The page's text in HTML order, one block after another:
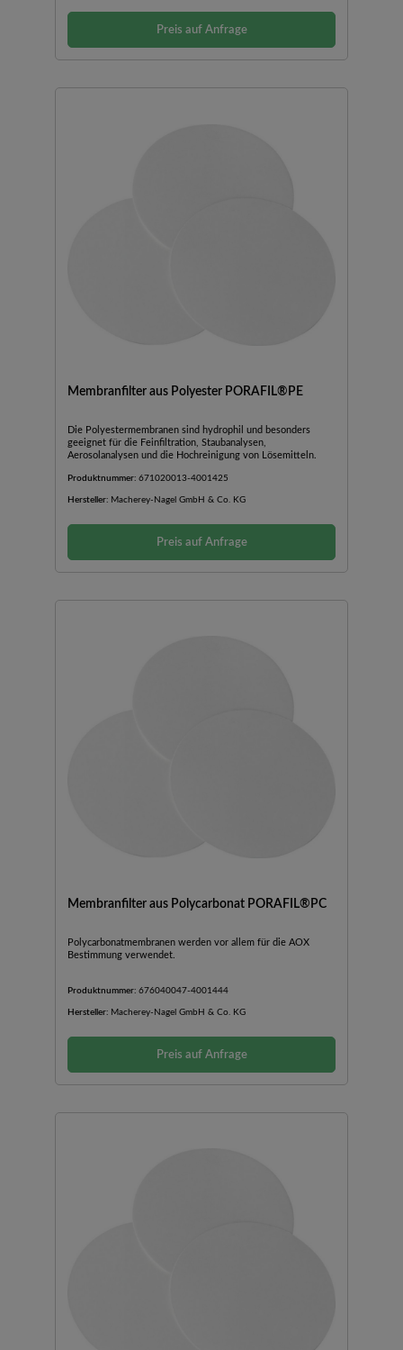
Preis auf Anfrage
Membranfilter aus Polyester PORAFIL®PE
Die Polyestermembranen sind hydrophil und besonders
geeignet für die Feinfiltration, Staubanalysen,
Aerosolanalysen und die Hochreinigung von Lösemitteln.
Produktnummer: 671020013-4001425
Hersteller: Macherey-Nagel GmbH & Co. KG
Preis auf Anfrage
Membranfilter aus Polycarbonat PORAFIL®PC
Polycarbonatmembranen werden vor allem für die AOX
Bestimmung verwendet.
Produktnummer: 676040047-4001444
Hersteller: Macherey-Nagel GmbH & Co. KG
Preis auf Anfrage